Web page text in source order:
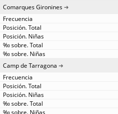
Comarques Gironines
Camp de Tarragona